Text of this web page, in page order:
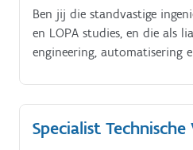
Ben jij die standvastige
en LOPA studies, en die als
engineering, automatisering
Specialist Technische